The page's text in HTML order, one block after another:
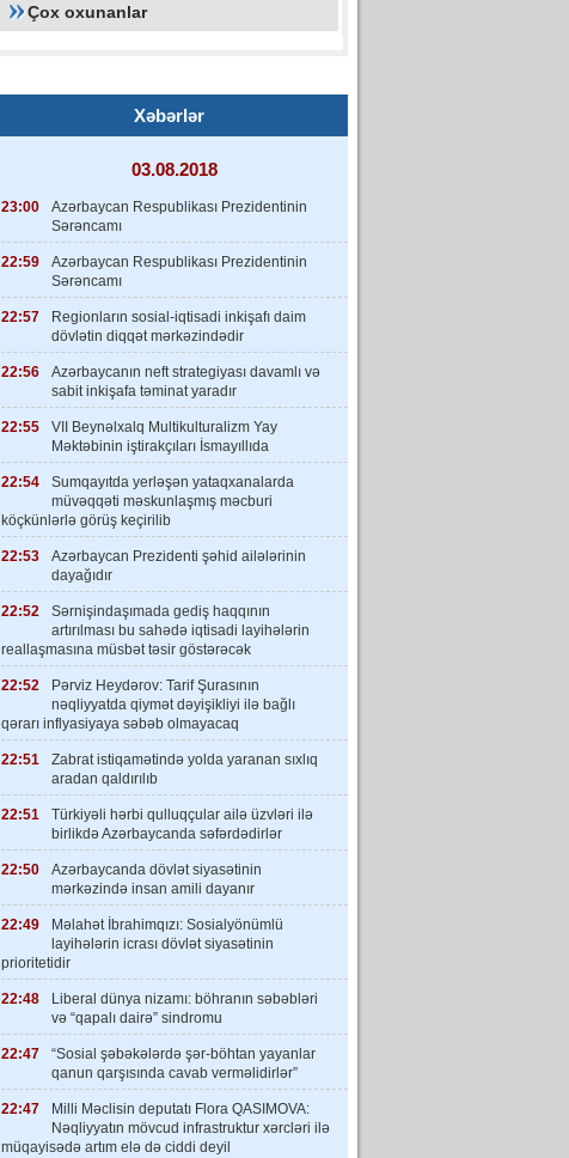
Çox oxunanlar
Xəbərlər
03.08.2018
23:00
Azərbaycan Respublikası Prezidentinin
Sərəncamı
22:59
Azərbaycan Respublikası Prezidentinin
Sərəncamı
22:57
Regionların sosial-iqtisadi inkişafı daim
dövlətin diqqət mərkəzindədir
22:56
Azərbaycanın neft strategiyası davamlı və
sabit inkişafa təminat yaradır
22:55
VII Beynəlxalq Multikulturalizm Yay
Məktəbinin iştirakçıları İsmayıllıda
22:54
Sumqayıtda yerləşən yataqxanalarda
müvəqqəti məskunlaşmış məcburi
köçkünlərlə görüş keçirilib
22:53
Azərbaycan Prezidenti şəhid ailələrinin
dayağıdır
22:52
Sərnişindaşımada gediş haqqının
artırılması bu sahədə iqtisadi layihələrin
reallaşmasına müsbət təsir göstərəcək
22:52
Pərviz Heydərov: Tarif Şurasının
nəqliyyatda qiymət dəyişikliyi ilə bağlı
qərarı inflyasiyaya səbəb olmayacaq
22:51
Zabrat istiqamətində yolda yaranan sıxlıq
aradan qaldırılıb
22:51
Türkiyəli hərbi qulluqçular ailə üzvləri ilə
birlikdə Azərbaycanda səfərdədirlər
22:50
Azərbaycanda dövlət siyasətinin
mərkəzində insan amili dayanır
22:49
Məlahət İbrahimqızı: Sosialyönümlü
layihələrin icrası dövlət siyasətinin
prioritetidir
22:48
Liberal dünya nizamı: böhranın səbəbləri
və “qapalı dairə” sindromu
22:47
“Sosial şəbəkələrdə şər-böhtan yayanlar
qanun qarşısında cavab verməlidirlər”
22:47
Milli Məclisin deputatı Flora QASIMOVA:
Nəqliyyatın mövcud infrastruktur xərcləri ilə
müqayisədə artım elə də ciddi deyil